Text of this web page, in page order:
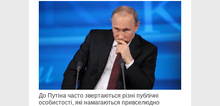
До Путіна часто звертаються різні публічні
особистості, які намагаються привселюдно